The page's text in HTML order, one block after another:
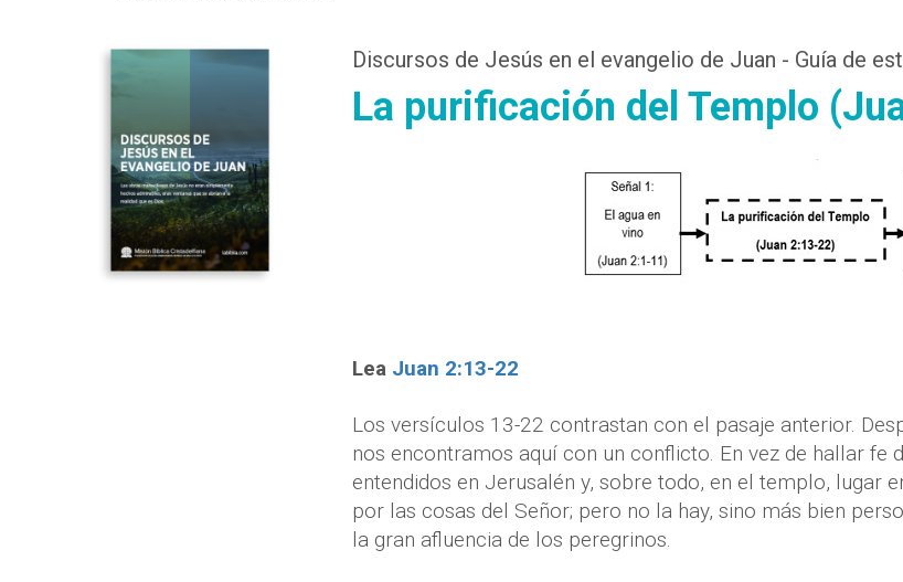
Discursos de Jesús en el evangelio de Juan - Guía de
La purificación del Templo
Lea Juan 2:13-22
Los versículos 13-22 contrastan con el pasaje anterior.
nos encontramos aquí con un conflicto. En vez de hallar fe
entendidos en Jerusalén y, sobre todo, en el templo, lugar
por las cosas del Señor; pero no la hay, sino más bien
la gran afluencia de los peregrinos.